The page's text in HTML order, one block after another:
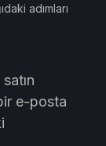
adımları
e-posta